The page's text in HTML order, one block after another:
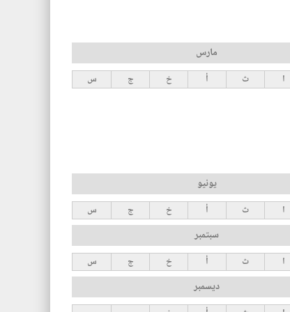
مارس
ا ث أ خ ج س
يونيو
ا ث أ خ ج س
سبتمبر
ا ث أ خ ج س
ديسمبر